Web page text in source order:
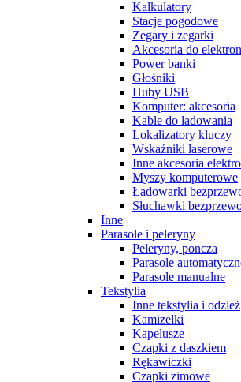
Kalkulatory
Stacje pogodowe
Zegary i zegarki
Akcesoria do
Power banki
Głośniki
Huby USB
Komputer: akcesoria
Kable do ładowania
Lokalizatory kluczy
Wskaźniki laserowe
Inne akcesoria
Myszy komputerowe
Ładowarki
Słuchawki
Inne
Parasole i peleryny
Peleryny, poncza
Parasole
Parasole manualne
Tekstylia
Inne tekstylia i odzież
Kamizelki
Kapelusze
Czapki z daszkiem
Rękawiczki
Czapki zimowe